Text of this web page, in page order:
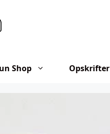
Shop Opskrifter